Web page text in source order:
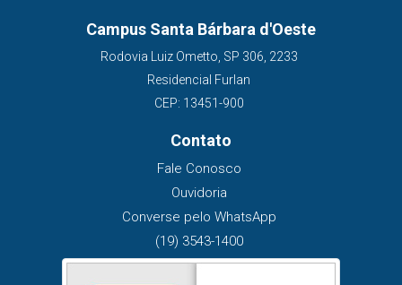
Campus Santa Bárbara d'Oeste
Rodovia Luiz Ometto, SP 306, 2233
Residencial Furlan
CEP: 13451-900
Contato
Fale Conosco
Ouvidoria
Converse pelo WhatsApp
(19) 3543-1400